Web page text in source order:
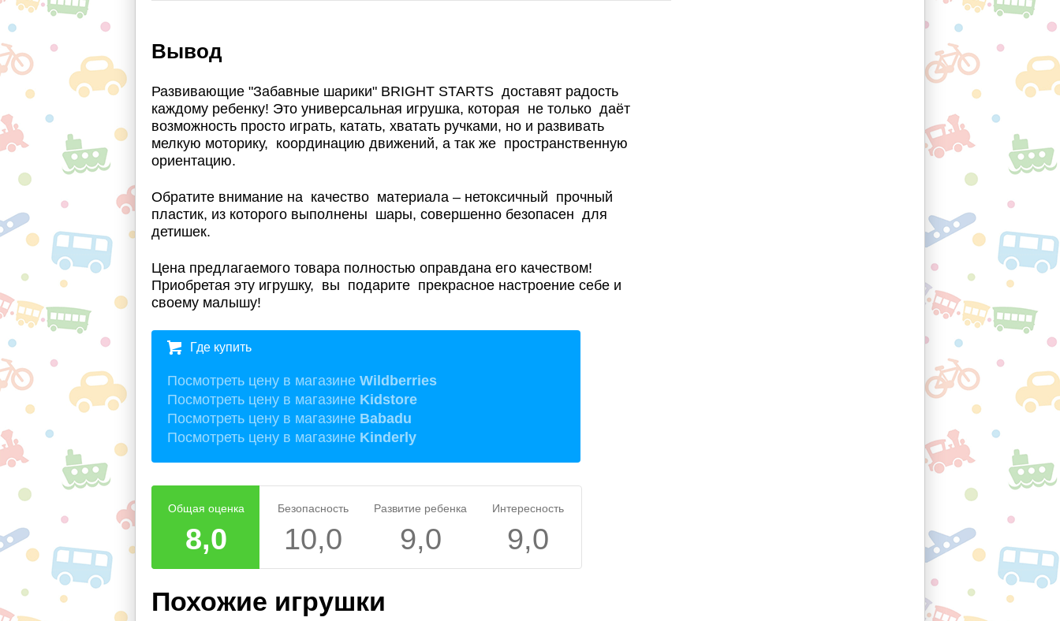
Вывод
Развивающие "Забавные шарики" BRIGHT STARTS доставят радость
каждому ребенку! Это универсальная игрушка, которая не только даёт
возможность просто играть, катать, хватать ручками, но и развивать
мелкую моторику, координацию движений, а так же пространственную
ориентацию.
Обратите внимание на качество материала – нетоксичный прочный
пластик, из которого выполнены шары, совершенно безопасен для
детишек.
Цена предлагаемого товара полностью оправдана его качеством!
Приобретая эту игрушку, вы подарите прекрасное настроение себе и
своему малышу!
Где купить
Посмотреть цену в магазине Wildberries
Посмотреть цену в магазине Kidstore
Посмотреть цену в магазине Babadu
Посмотреть цену в магазине Kinderly
Общая оценка
8,0
Безопасность
10,0
Развитие ребенка
9,0
Интересность
9,0
Похожие игрушки